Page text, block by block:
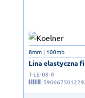
Lina elastyczna
8mm | 100mb
T-LE-08-R